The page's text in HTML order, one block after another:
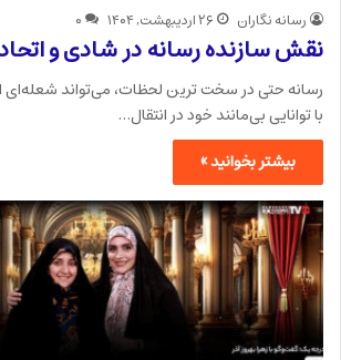
رسانه نگاران ۲۶ اردیبهشت, ۱۴۰۴ ۰
نقش سازنده رسانه در شادی و
رسانه حتی در سخت ترین لحظات، می‌تواند شعله‌ای از
با توانایی بی‌مانند خود در انتقال…
بیشتر بخوانید »